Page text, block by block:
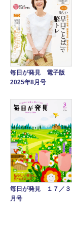
毎日が発見 電子版
2025年8月号
毎日が発見 １７／３
月号